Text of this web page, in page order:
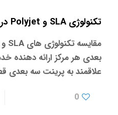
تکنولوژی SLA و Polyjet در پرینت سه بعدی
بعدی هر مرکز ارائه دهنده
علاقمند به پرینت سه بعدی
0